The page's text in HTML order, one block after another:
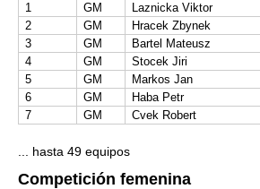
1
GM Laznicka Viktor
2
GM Hracek Zbynek
3
GM Bartel Mateusz
4
GM Stocek Jiri
5
GM Markos Jan
6
GM Haba Petr
7
GM Cvek Robert
... hasta 49 equipos
Competición femenina